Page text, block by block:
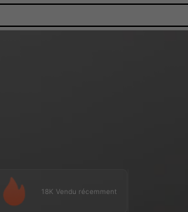
18K Vendu récemment